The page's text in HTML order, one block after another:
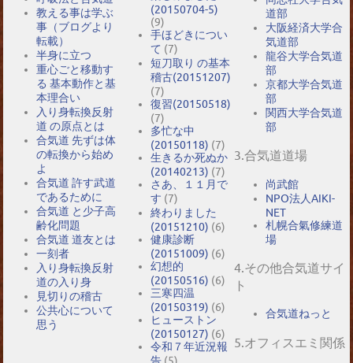
教える事は学ぶ
事（ブログより
転載）
半身に立つ
重心ごと移動す
る 基本動作と基
本理合い
入り身転換反射
道 の原点とは
合気道 先ずは体
の転換から始め
よ
合気道 許す武道
であるために
合気道 と少子高
齢化問題
合気道 道友とは
一刻者
入り身転換反射
道の入り身
見切りの稽古
公共心について
思う
(20150704-5)
(9)
手ほどきについ
て (7)
短刀取り の基本
稽古(20151207)
(7)
復習(20150518)
(7)
多忙な中
(20150118) (7)
生きるか死ぬか
(20140213) (7)
さあ、１１月で
す (7)
終わりました
(20151210) (6)
健康診断
(20151009) (6)
幻想的
(20150516) (6)
三寒四温
(20150319) (6)
ヒューストン
(20150127) (6)
令和７年近況報
道部
大阪経済大学合
気道部
龍谷大学合気道
部
京都大学合気道
部
関西大学合気道
部
3.合気道道場
尚武館
NPO法人AIKI-
NET
札幌合氣修練道
場
4.その他合気道サイ
ト
合気道ねっと
5.オフィスエミ関係